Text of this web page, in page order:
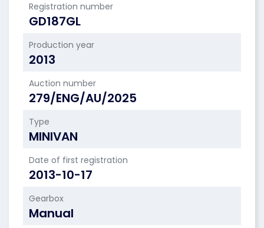
Registration number
GD187GL
Production year
2013
Auction number
279/ENG/AU/2025
Type
MINIVAN
Date of first registration
2013-10-17
Gearbox
Manual